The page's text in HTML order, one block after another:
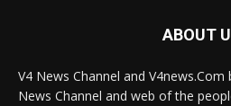
ABOUT
V4 News Channel and
News Channel and web of the